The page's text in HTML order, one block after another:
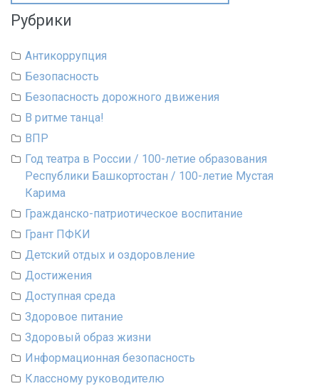
Рубрики
Антикоррупция
Безопасность
Безопасность дорожного движения
В ритме танца!
ВПР
Год театра в России / 100-летие образования
Республики Башкортостан / 100-летие Мустая
Карима
Гражданско-патриотическое воспитание
Грант ПФКИ
Детский отдых и оздоровление
Достижения
Доступная среда
Здоровое питание
Здоровый образ жизни
Информационная безопасность
Классному руководителю